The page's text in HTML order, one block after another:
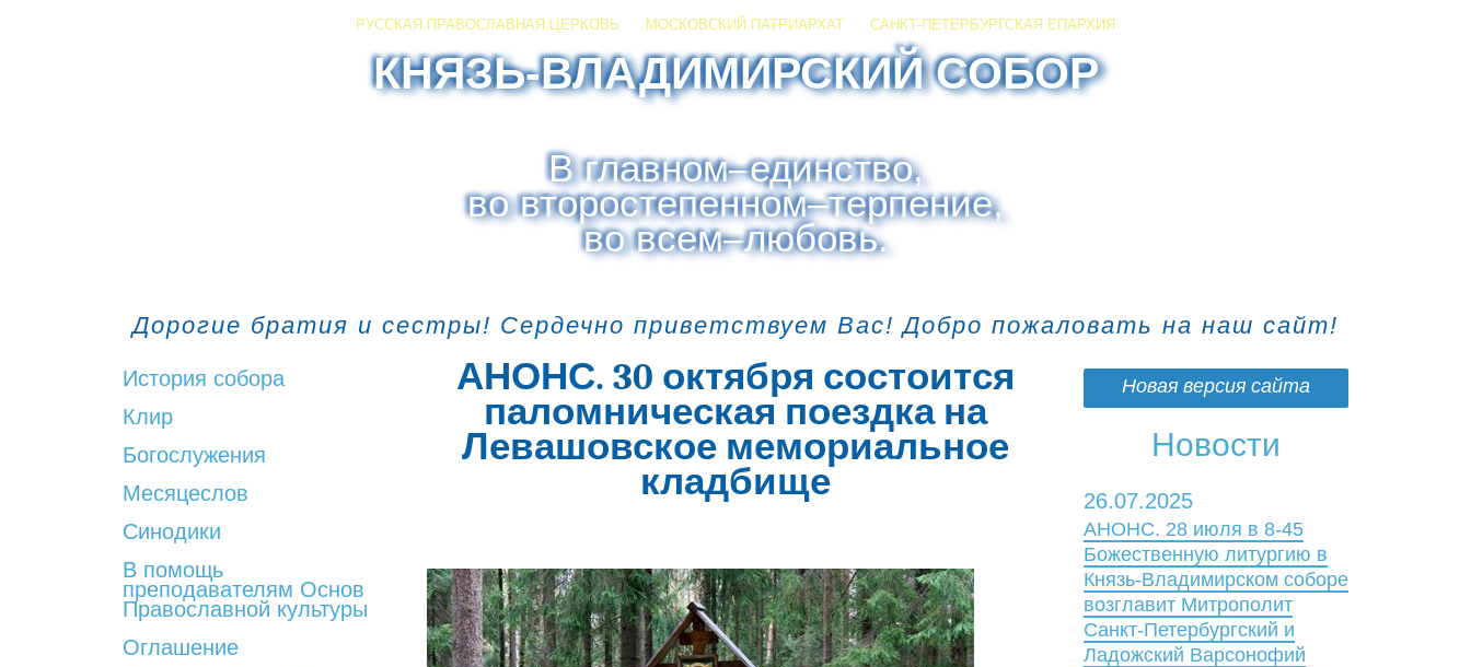
РУССКАЯ ПРАВОСЛАВНАЯ ЦЕРКОВЬ МОСКОВСКИЙ ПАТРИАРХАТ САНКТ-ПЕТЕРБУРГСКАЯ ЕПАРХИЯ
КНЯЗЬ-ВЛАДИМИРСКИЙ СОБОР
В главном–единство,
во второстепенном–терпение,
во всем–любовь.
Дорогие братия и сестры! Сердечно приветствуем Вас! Добро пожаловать на наш сайт!
История собора
Клир
Богослужения
Месяцеслов
Синодики
В помощь
преподавателям Основ
Православной культуры
Оглашение
АНОНС. 30 октября состоится
паломническая поездка на
Левашовское мемориальное
кладбище
Новая версия сайта
Новости
26.07.2025
АНОНС. 28 июля в 8-45
Божественную литургию в
Князь-Владимирском соборе
возглавит Митрополит
Санкт-Петербургский и
Ладожский Варсонофий